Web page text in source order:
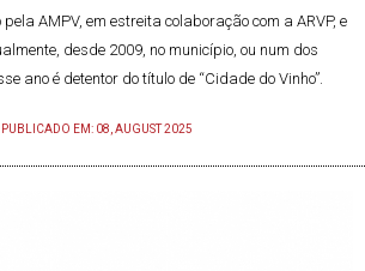
pela AMPV, em estreita colaboração com a ARVP, e
desde 2009, no município, ou num dos
ano é detentor do título de “Cidade do Vinho”.
PUBLICADO EM: 08, AUGUST 2025